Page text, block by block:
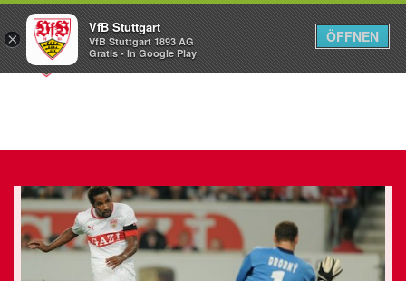
Menü
×
VfB Stuttgart
VfB Stuttgart 1893 AG
Gratis - In Google Play
ÖFFNEN